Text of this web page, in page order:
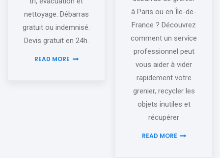
nettoyage. Débarras
gratuit ou indemnisé.
Devis gratuit en 24h.
READ MORE
à Paris ou en Île-de-
France ? Découvrez
comment un service
professionnel peut
vous aider à vider
rapidement votre
grenier, recycler les
objets inutiles et
récupérer
READ MORE